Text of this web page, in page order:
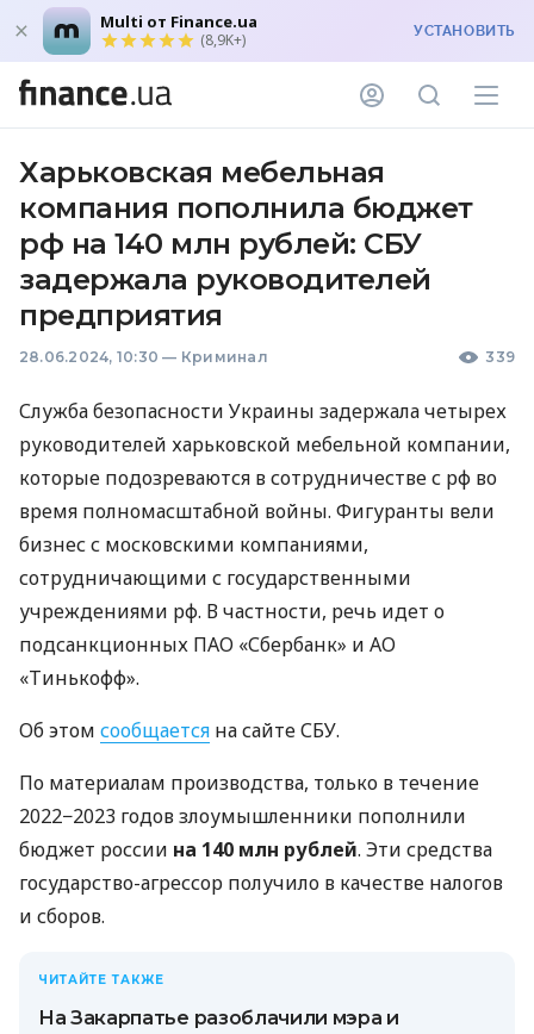
Multi от Finance.ua
(8,9K+) УСТАНОВИТЬ
Харьковская мебельная
компания пополнила бюджет
рф на 140 млн рублей: СБУ
задержала руководителей
предприятия
28.06.2024, 10:30 — Криминал 339
Служба безопасности Украины задержала четырех
руководителей харьковской мебельной компании,
которые подозреваются в сотрудничестве с рф во
время полномасштабной войны. Фигуранты вели
бизнес с московскими компаниями,
сотрудничающими с государственными
учреждениями рф. В частности, речь идет о
подсанкционных ПАО «Сбербанк» и АО
«Тинькофф».
Об этом сообщается на сайте СБУ.
По материалам производства, только в течение
2022−2023 годов злоумышленники пополнили
бюджет россии на 140 млн рублей. Эти средства
государство-агрессор получило в качестве налогов
и сборов.
ЧИТАЙТЕ ТАКЖЕ
На Закарпатье разоблачили мэра и